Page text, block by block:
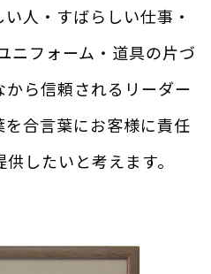
人・すばらしい仕事・
ニフォーム・道具の片づ
ら信頼されるリーダー
合言葉にお客様に責任
したいと考えます。